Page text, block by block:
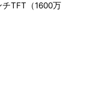
TFT（1600万